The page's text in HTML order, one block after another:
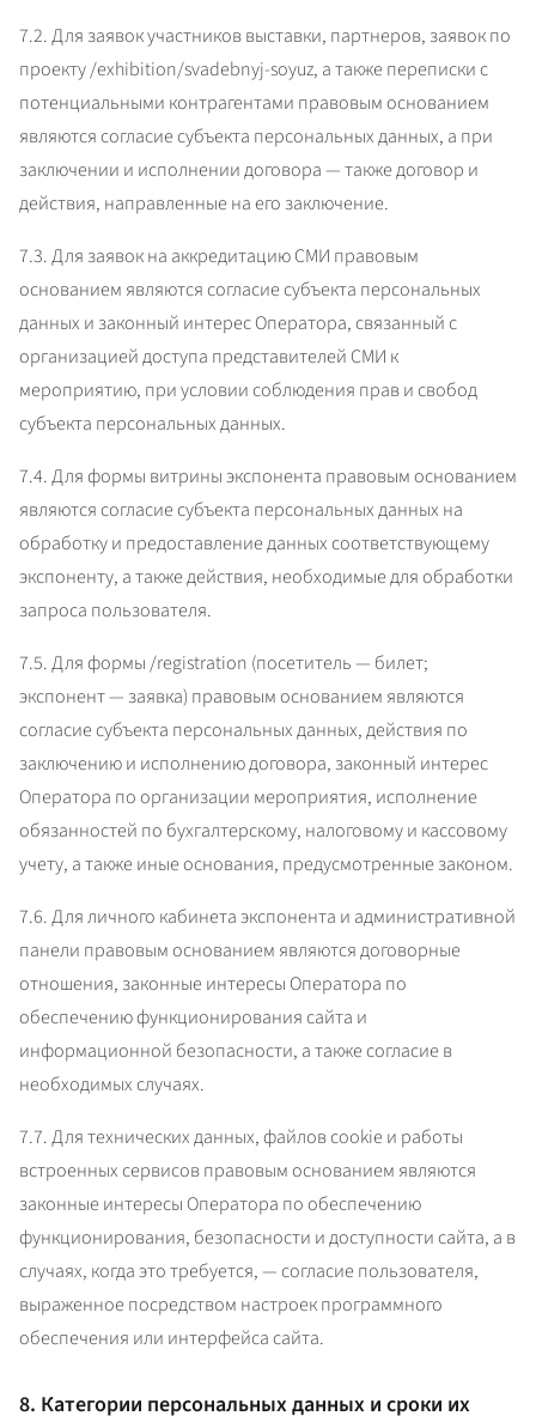
7.2. Для заявок участников выставки, партнеров, заявок по
проекту /exhibition/svadebnyj-soyuz, а также переписки с
потенциальными контрагентами правовым основанием
являются согласие субъекта персональных данных, а при
заключении и исполнении договора — также договор и
действия, направленные на его заключение.
7.3. Для заявок на аккредитацию СМИ правовым
основанием являются согласие субъекта персональных
данных и законный интерес Оператора, связанный с
организацией доступа представителей СМИ к
мероприятию, при условии соблюдения прав и свобод
субъекта персональных данных.
7.4. Для формы витрины экспонента правовым основанием
являются согласие субъекта персональных данных на
обработку и предоставление данных соответствующему
экспоненту, а также действия, необходимые для обработки
запроса пользователя.
7.5. Для формы /registration (посетитель — билет;
экспонент — заявка) правовым основанием являются
согласие субъекта персональных данных, действия по
заключению и исполнению договора, законный интерес
Оператора по организации мероприятия, исполнение
обязанностей по бухгалтерскому, налоговому и кассовому
учету, а также иные основания, предусмотренные законом.
7.6. Для личного кабинета экспонента и административной
панели правовым основанием являются договорные
отношения, законные интересы Оператора по
обеспечению функционирования сайта и
информационной безопасности, а также согласие в
необходимых случаях.
7.7. Для технических данных, файлов cookie и работы
встроенных сервисов правовым основанием являются
законные интересы Оператора по обеспечению
функционирования, безопасности и доступности сайта, а в
случаях, когда это требуется, — согласие пользователя,
выраженное посредством настроек программного
обеспечения или интерфейса сайта.
8. Категории персональных данных и сроки их